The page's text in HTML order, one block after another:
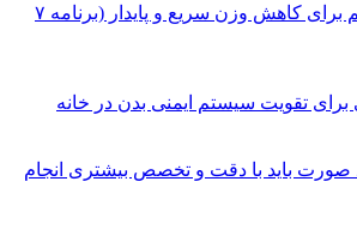
رژیم غذایی سالم برای کاهش وزن سریع و پایدار (برنامه ۷
صورت باید با دقت و تخصص بیشتری انجام